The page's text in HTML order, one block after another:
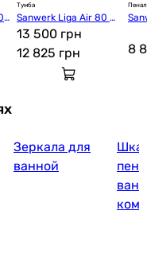
Тумба
Sanwerk Liga Air 80 M
V0000862
13 500 грн
12 825 грн
Пенал
8
Зеркала для
ванной